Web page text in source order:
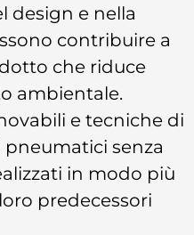
design e nella
contribuire a
che riduce
ambientale.
e tecniche di
senza
in modo più
predecessori